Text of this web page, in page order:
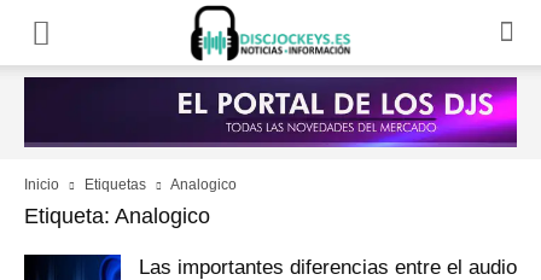
Inicio Etiquetas Analogico
Etiqueta: Analogico
Las importantes diferencias entre el audio